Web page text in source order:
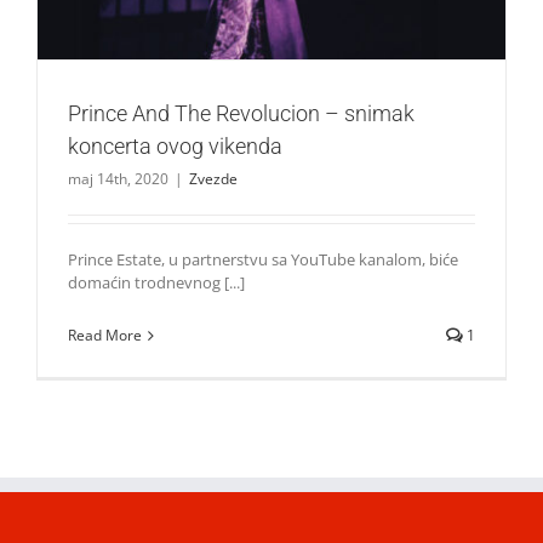
Prince And The Revolucion – snimak
koncerta ovog vikenda
maj 14th, 2020 | Zvezde
Prince Estate, u partnerstvu sa YouTube kanalom, biće
domaćin trodnevnog [...]
Read More 1